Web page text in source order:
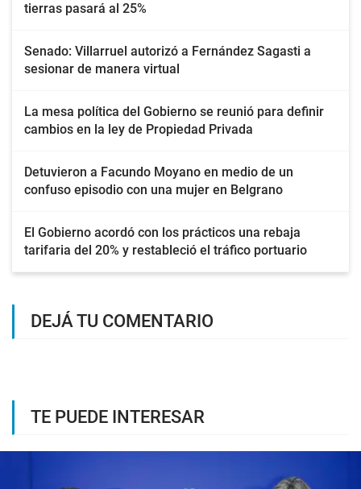
tierras pasará al 25%
Senado: Villarruel autorizó a Fernández Sagasti a
sesionar de manera virtual
La mesa política del Gobierno se reunió para definir
cambios en la ley de Propiedad Privada
Detuvieron a Facundo Moyano en medio de un
confuso episodio con una mujer en Belgrano
El Gobierno acordó con los prácticos una rebaja
tarifaria del 20% y restableció el tráfico portuario
DEJÁ TU COMENTARIO
TE PUEDE INTERESAR